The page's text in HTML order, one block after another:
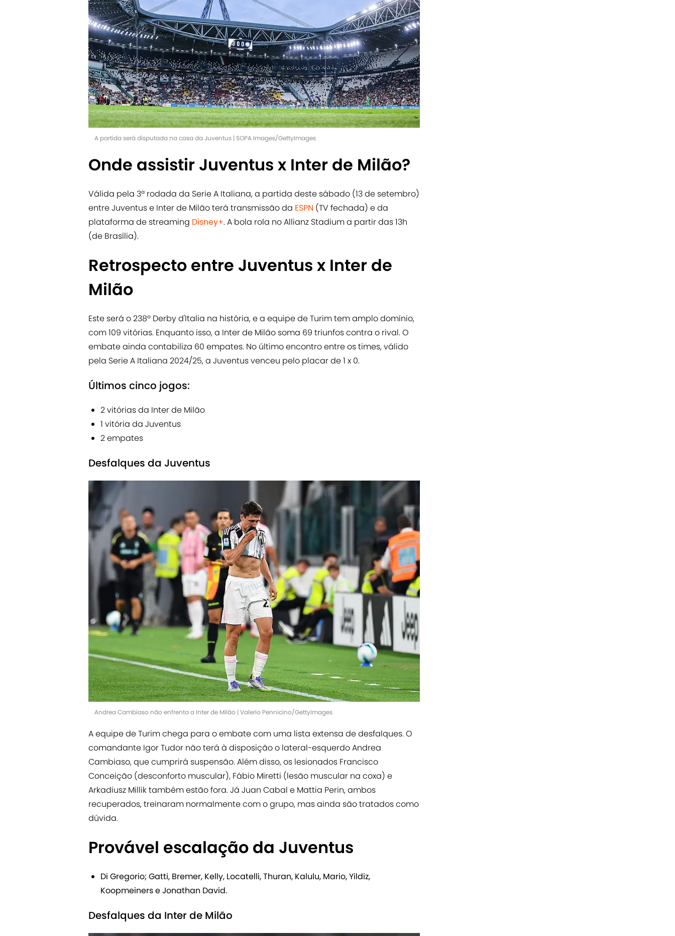
A partida será disputada na casa da Juventus | SOPA Images/GettyImages
Onde assistir Juventus x Inter de Milão?
Válida pela 3ª rodada da Serie A Italiana, a partida deste sábado (13 de setembro)
entre Juventus e Inter de Milão terá transmissão da ESPN (TV fechada) e da
plataforma de streaming Disney+. A bola rola no Allianz Stadium a partir das 13h
(de Brasília).
Retrospecto entre Juventus x Inter de
Milão
Este será o 238º Derby d'Italia na história, e a equipe de Turim tem amplo domínio,
com 109 vitórias. Enquanto isso, a Inter de Milão soma 69 triunfos contra o rival. O
embate ainda contabiliza 60 empates. No último encontro entre os times, válido
pela Serie A Italiana 2024/25,a Juventus venceu pelo placar de 1 x 0.
Últimos cinco jogos:
2 vitórias da Inter de Milão
1 vitória da Juventus
2 empates
Desfalques da Juventus
Andrea Cambiaso não enfrenta a Inter de Milão | Valerio Pennicino/GettyImages
A equipe de Turim chega para o embate com uma lista extensa de desfalques. O
comandante Igor Tudor não terá à disposição o lateral-esquerdo Andrea
Cambiaso, que cumprirá suspensão. Além disso, os lesionados Francisco
Conceição (desconforto muscular), Fábio Miretti (lesão muscular na coxa) e
Arkadiusz Millik também estão fora. Já Juan Cabal e Mattia Perin, ambos
recuperados, treinaram normalmente com o grupo, mas ainda são tratados como
dúvida.
Provável escalação da Juventus
Di Gregorio; Gatti, Bremer, Kelly, Locatelli, Thuran, Kalulu, Mario, Yildiz,
Koopmeiners e Jonathan David.
Desfalques da Inter de Milão